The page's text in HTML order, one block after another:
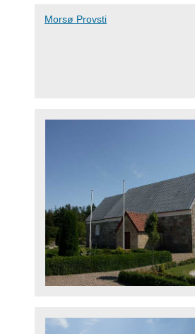
Morsø Provsti